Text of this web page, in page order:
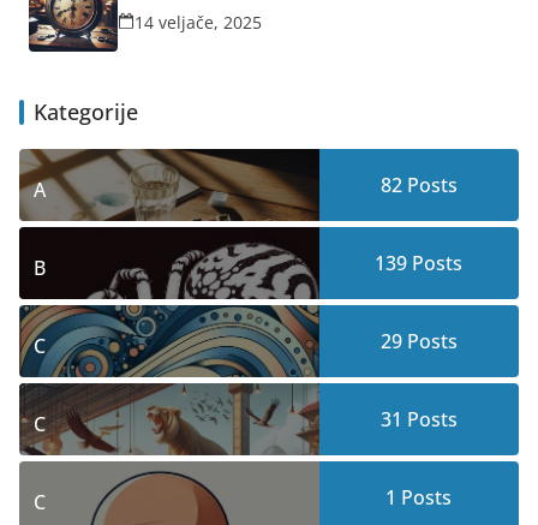
14 veljače, 2025
Kategorije
A 82Posts
B 139 Posts
C 29Posts
C 31 Posts
C 1 Posts